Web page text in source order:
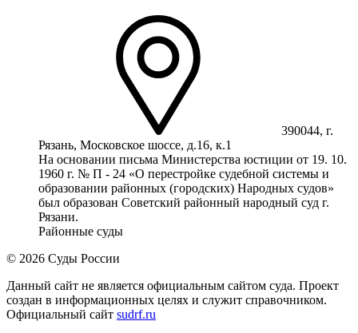
390044, г.
Рязань, Московское шоссе, д.16, к.1
На основании письма Министерства юстиции от 19. 10.
1960 г. № П - 24 «О перестройке судебной системы и
образовании районных (городских) Народных судов»
был образован Советский районный народный суд г.
Рязани.
Районные суды
© 2026 Суды России
Данный сайт не является официальным сайтом суда. Проект
создан в информационных целях и служит справочником.
Официальный сайт sudrf.ru